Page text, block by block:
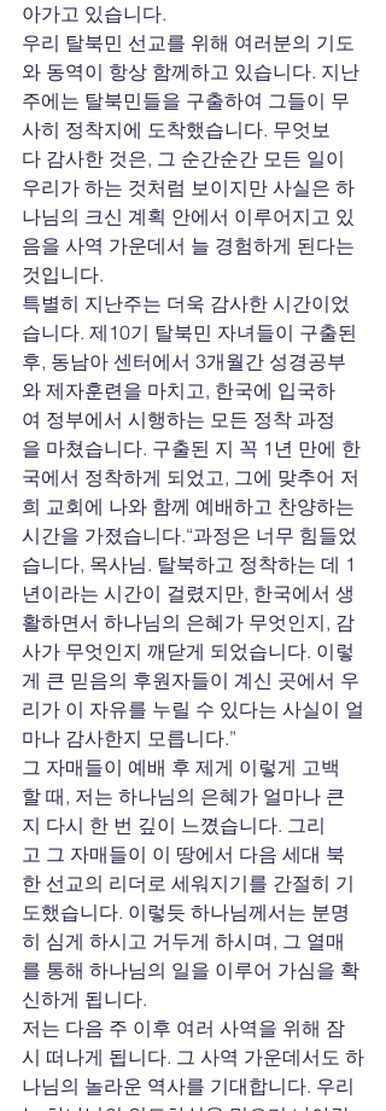
아가고 있습니다.
우리 탈북민 선교를 위해 여러분의 기도
와 동역이 항상 함께하고 있습니다. 지난
주에는 탈북민들을 구출하여 그들이 무
사히 정착지에 도착했습니다. 무엇보
다 감사한 것은, 그 순간순간 모든 일이
우리가 하는 것처럼 보이지만 사실은 하
나님의 크신 계획 안에서 이루어지고 있
음을 사역 가운데서 늘 경험하게 된다는
것입니다.
특별히 지난주는 더욱 감사한 시간이었
습니다. 제10기 탈북민 자녀들이 구출된
후, 동남아 센터에서 3개월간 성경공부
와 제자훈련을 마치고, 한국에 입국하
여 정부에서 시행하는 모든 정착 과정
을 마쳤습니다. 구출된 지 꼭 1년 만에 한
국에서 정착하게 되었고, 그에 맞추어 저
희 교회에 나와 함께 예배하고 찬양하는
시간을 가졌습니다.“과정은 너무 힘들었
습니다, 목사님. 탈북하고 정착하는 데 1
년이라는 시간이 걸렸지만, 한국에서 생
활하면서 하나님의 은혜가 무엇인지, 감
사가 무엇인지 깨닫게 되었습니다. 이렇
게 큰 믿음의 후원자들이 계신 곳에서 우
리가 이 자유를 누릴 수 있다는 사실이 얼
마나 감사한지 모릅니다.”
그 자매들이 예배 후 제게 이렇게 고백
할 때, 저는 하나님의 은혜가 얼마나 큰
지 다시 한 번 깊이 느꼈습니다. 그리
고 그 자매들이 이 땅에서 다음 세대 북
한 선교의 리더로 세워지기를 간절히 기
도했습니다. 이렇듯 하나님께서는 분명
히 심게 하시고 거두게 하시며, 그 열매
를 통해 하나님의 일을 이루어 가심을 확
신하게 됩니다.
저는 다음 주 이후 여러 사역을 위해 잠
시 떠나게 됩니다. 그 사역 가운데서도 하
나님의 놀라운 역사를 기대합니다. 우리